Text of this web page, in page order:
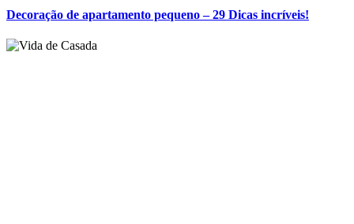
Jardim Suspenso – Ideias, dicas e inspirações!